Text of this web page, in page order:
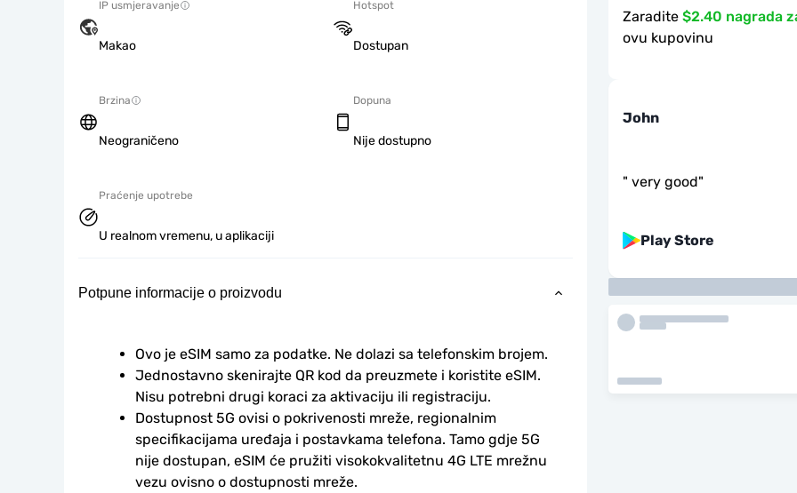
IP usmjeravanje
Makao
Hotspot
Dostupan
Brzina
Neograničeno
Dopuna
Nije dostupno
Praćenje upotrebe
U realnom vremenu, u aplikaciji
Potpune informacije o proizvodu
Ovo je eSIM samo za podatke. Ne dolazi sa telefonskim brojem.
Jednostavno skenirajte QR kod da preuzmete i koristite eSIM.
Nisu potrebni drugi koraci za aktivaciju ili registraciju.
Dostupnost 5G ovisi o pokrivenosti mreže, regionalnim
specifikacijama uređaja i postavkama telefona. Tamo gdje 5G
nije dostupan, eSIM će pružiti visokokvalitetnu 4G LTE mrežnu
vezu ovisno o dostupnosti mreže.
Zaradite $2.40 nagrada
ovu kupovinu
John
" very good"
Play Store